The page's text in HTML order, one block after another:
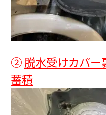
②脱水受けカバー
蓄積